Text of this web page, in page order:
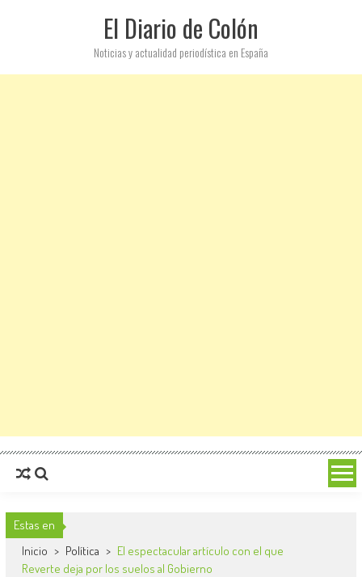
El Diario de Colón
Noticias y actualidad periodística en España
Estas en
Inicio > Política > El espectacular artículo con el que
Reverte deja por los suelos al Gobierno